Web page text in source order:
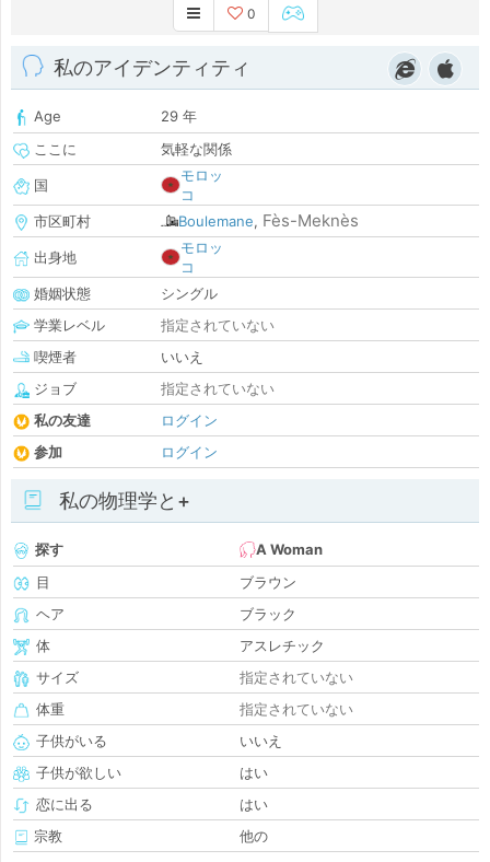
0
私のアイデンティティ
Age
29 年
ここに
気軽な関係
国
モロッ
コ
市区町村
Boulemane, Fès-Meknès
出身地
モロッ
コ
婚姻状態
シングル
学業レベル
指定されていない
喫煙者
いいえ
ジョブ
指定されていない
私の友達
ログイン
参加
ログイン
私の物理学と+
探す
A Woman
目
ブラウン
ヘア
ブラック
体
アスレチック
サイズ
指定されていない
体重
指定されていない
子供がいる
いいえ
子供が欲しい
はい
恋に出る
はい
宗教
他の